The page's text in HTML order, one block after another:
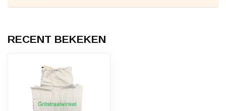
RECENT BEKEKEN